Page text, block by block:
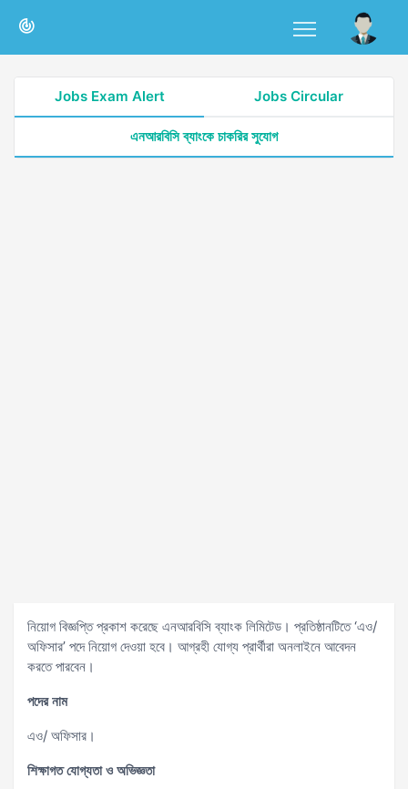
Jobs Exam Alert Jobs Circular
এনআরবিসি ব্যাংকে চাকরির সুযোগ
নিয়োগ বিজ্ঞপ্তি প্রকাশ করেছে এনআরবিসি ব্যাংক লিমিটেড। প্রতিষ্ঠানটিতে ‘এও/
অফিসার’ পদে নিয়োগ দেওয়া হবে। আগ্রহী যোগ্য প্রার্থীরা অনলাইনে আবেদন
করতে পারবেন।
পদের নাম
এও/ অফিসার।
শিক্ষাগত যোগ্যতা ও অভিজ্ঞতা